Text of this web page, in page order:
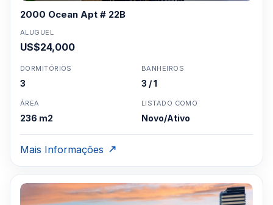
2000 Ocean Apt # 22B
ALUGUEL
US$24,000
DORMITÓRIOS
3
BANHEIROS
3 / 1
ÁREA
236 m2
LISTADO COMO
Novo/Ativo
Mais Informações